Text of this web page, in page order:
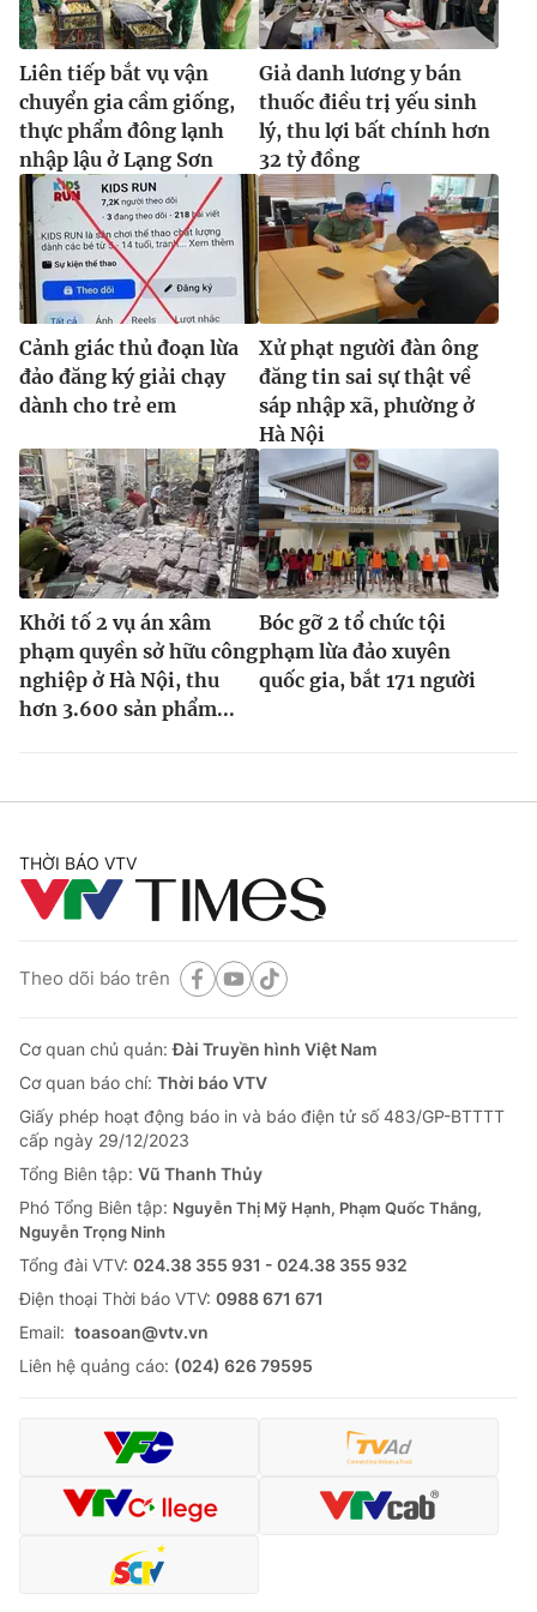
Liên tiếp bắt vụ vận
chuyển gia cầm giống,
thực phẩm đông lạnh
nhập lậu ở Lạng Sơn
Giả danh lương y bán
thuốc điều trị yếu sinh
lý, thu lợi bất chính hơn
32 tỷ đồng
Cảnh giác thủ đoạn lừa
đảo đăng ký giải chạy
dành cho trẻ em
Xử phạt người đàn ông
đăng tin sai sự thật về
sáp nhập xã, phường ở
Hà Nội
Khởi tố 2 vụ án xâm
phạm quyền sở hữu công
nghiệp ở Hà Nội, thu
hơn 3.600 sản phẩm...
Bóc gỡ 2 tổ chức tội
phạm lừa đảo xuyên
quốc gia, bắt 171 người
THỜI BÁO VTV
Theo dõi báo trên
Cơ quan chủ quản:Đài Truyền hình Việt Nam
Cơ quan báo chí: Thời báo VTV
Giấy phép hoạt động báo in và báo điện tử số 483/GP-BTTTT
cấp ngày 29/12/2023
Tổng Biên tập: Vũ Thanh Thủy
Phó Tổng Biên tập: Nguyễn Thị Mỹ Hạnh, Phạm Quốc Thắng,
Nguyễn Trọng Ninh
Tổng đài VTV: 024.38 355 931 - 024.38 355 932
Ðiện thoại Thời báo VTV: 0988 671 671
Email: toasoan@vtv.vn
Liên hệ quảng cáo: (024) 626 79595